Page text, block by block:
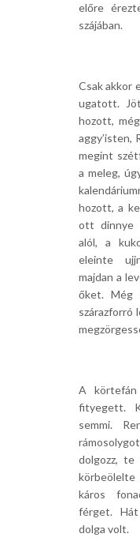
előre
szájában.
Csak akkor
ugatott.
hozott,
aggy’isten,
megint
a meleg,
hozott, a
ott dinnye
alól, a
eleinte
majdan a
őket. Még
szárazforró
A körtefán
fityegett.
semmi.
dolgozz,
káros
férget.
dolga volt.